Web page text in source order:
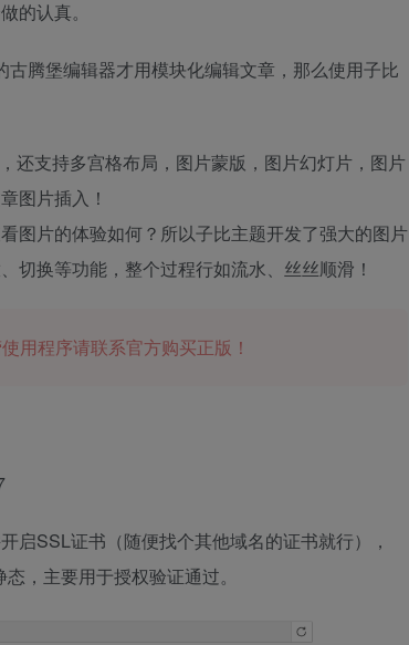
的认真。
腾堡编辑器才用模块化编辑文章，那么使用子比
还支持多宫格布局，图片蒙版，图片幻灯片，图片
图片插入！
图片的体验如何？所以子比主题开发了强大的图片
切换等功能，整个过程行如流水、丝丝顺滑！
用程序请联系官方购买正版！
启SSL证书（随便找个其他域名的证书就行），
，主要用于授权验证通过。